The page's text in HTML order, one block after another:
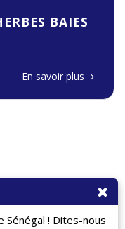
BAIES
En savoir plus
Sénégal ! Dites-nous